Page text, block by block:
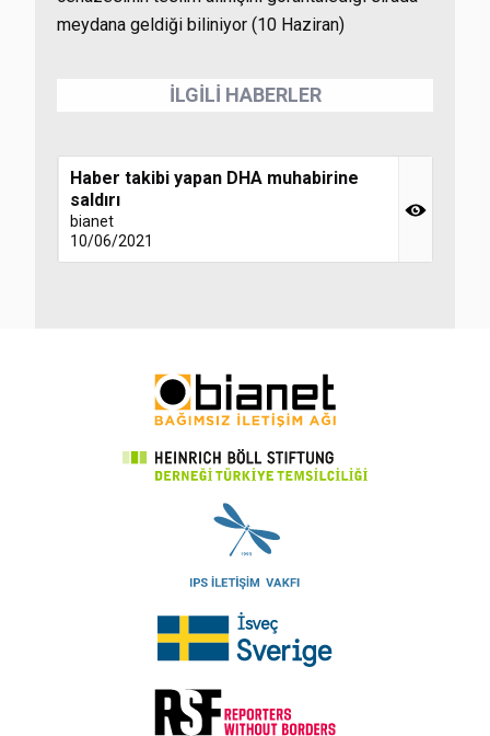
meydana geldiği biliniyor (10 Haziran)
İLGİLİ HABERLER
Haber takibi yapan DHA muhabirine
saldırı
bianet
10/06/2021